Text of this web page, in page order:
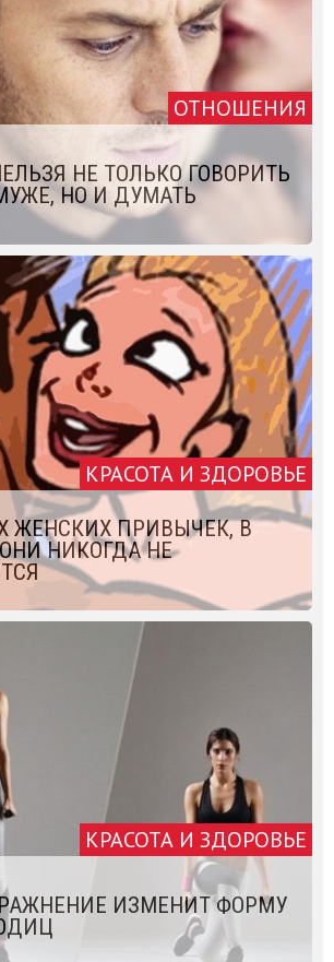
ОТНОШЕНИЯ
НЕ ТОЛЬКО ГОВОРИТЬ
НО И ДУМАТЬ
КРАСОТА И ЗДОРОВЬЕ
ЖЕНСКИХ ПРИВЫЧЕК, В
НИКОГДА НЕ
КРАСОТА И ЗДОРОВЬЕ
ИЗМЕНИТ ФОРМУ